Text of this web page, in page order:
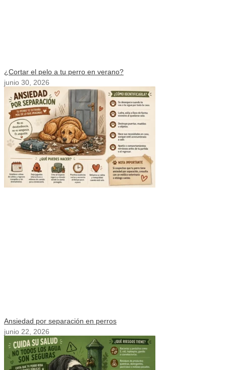
¿Cortar el pelo a tu perro en verano?
junio 30, 2026
Ansiedad por separación en perros
junio 22, 2026